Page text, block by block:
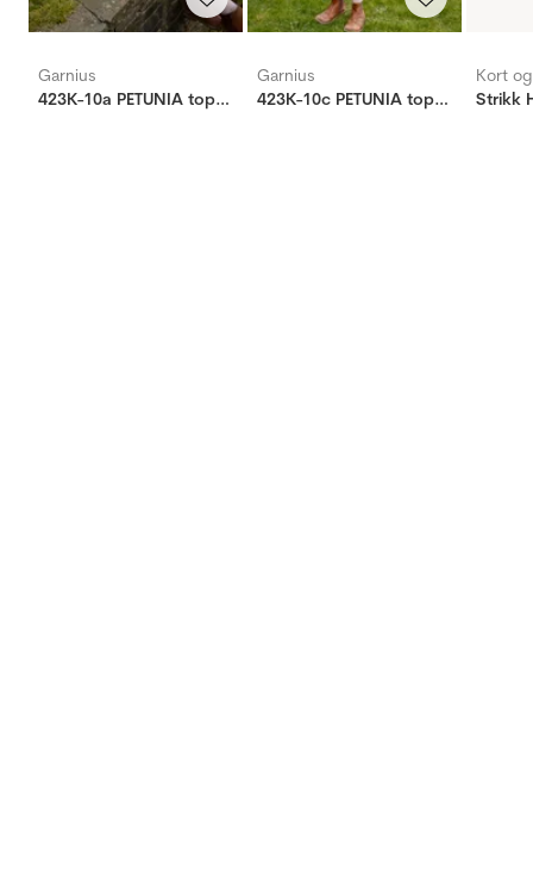
Garnius
423K-10a PETUNIA topp mini (Woolevo)
Garnius
423K-10c PETUNIA topp mini (Woolevo)
Kort
Strikk